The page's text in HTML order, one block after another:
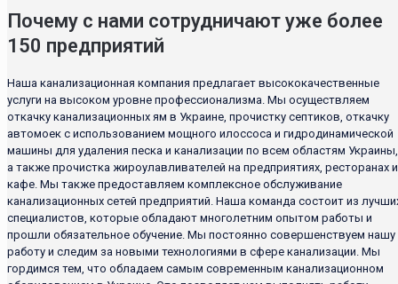
Почему с нами сотрудничают уже более
150 предприятий
Наша канализационная компания предлагает высококачественные
услуги на высоком уровне профессионализма. Мы осуществляем
откачку канализационных ям в Украине, прочистку септиков, откачку
автомоек с использованием мощного илоссоса и гидродинамической
машины для удаления песка и канализации по всем областям Украины,
а также прочистка жироулавливателей на предприятиях, ресторанах и
кафе. Мы также предоставляем комплексное обслуживание
канализационных сетей предприятий. Наша команда состоит из
специалистов, которые обладают многолетним опытом работы и
прошли обязательное обучение. Мы постоянно совершенствуем нашу
работу и следим за новыми технологиями в сфере канализации. Мы
гордимся тем, что обладаем самым современным канализационном